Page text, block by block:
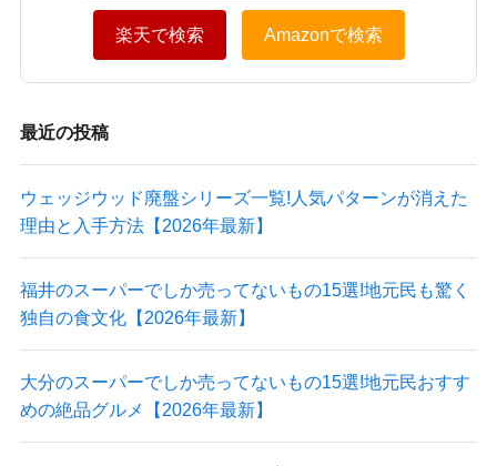
楽天で検索 Amazonで検索
最近の投稿
ウェッジウッド廃盤シリーズ一覧!人気パターンが消えた
理由と入手方法【2026年最新】
福井のスーパーでしか売ってないもの15選!地元民も驚く
独自の食文化【2026年最新】
大分のスーパーでしか売ってないもの15選!地元民おすす
めの絶品グルメ【2026年最新】